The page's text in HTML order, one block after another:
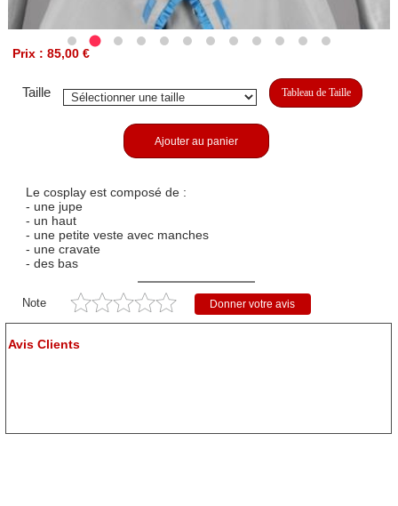
Prix : 85,00 €
Taille Tableau de Taille
Ajouter au panier
Le cosplay est composé de :
- une jupe
- un haut
- une petite veste avec manches
- une cravate
- des bas
Note Donner votre avis
Avis Clients